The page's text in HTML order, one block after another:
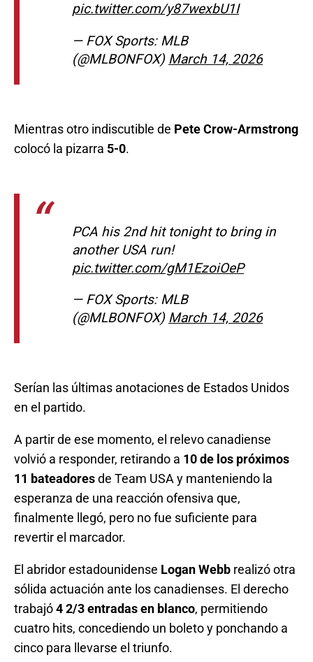
pic.twitter.com/y87wexbU1I
— FOX Sports: MLB
(@MLBONFOX) March 14, 2026
Mientras otro indiscutible de Pete Crow-Armstrong
colocó la pizarra 5-0.
PCA his 2nd hit tonight to bring in
another USA run!
pic.twitter.com/gM1EzoiOeP
— FOX Sports: MLB
(@MLBONFOX) March 14, 2026
Serían las últimas anotaciones de Estados Unidos
en el partido.
A partir de ese momento, el relevo canadiense
volvió a responder, retirando a 10 de los próximos
11 bateadoresde Team USA y manteniendo la
esperanza de una reacción ofensiva que,
finalmente llegó, pero no fue suficiente para
revertir el marcador.
El abridor estadounidense Logan Webb realizó otra
sólida actuación ante los canadienses. El derecho
trabajó4 2/3 entradas en blanco, permitiendo
cuatro hits, concediendo un boleto y ponchando a
cinco para llevarse el triunfo.